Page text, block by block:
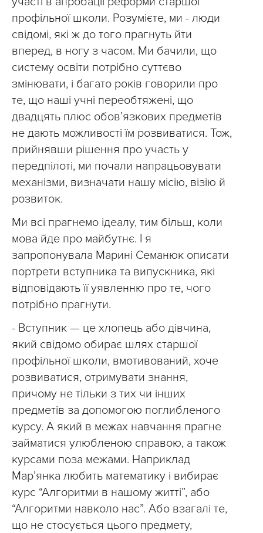
профільної школи. Розумієте, ми - люди
свідомі, які ж до того прагнуть йти
вперед, в ногу з часом. Ми бачили, що
систему освіти потрібно суттєво
змінювати, і багато років говорили про
те, що наші учні переобтяжені, що
двадцять плюс обов’язкових предметів
не дають можливості їм розвиватися. Тож,
прийнявши рішення про участь у
передпілоті, ми почали напрацьовувати
механізми, визначати нашу місію, візію й
розвиток.
Ми всі прагнемо ідеалу, тим більш, коли
мова йде про майбутнє. І я
запропонувала Марині Семанюк описати
портрети вступника та випускника, які
відповідають її уявленню про те, чого
потрібно прагнути.
- Вступник — це хлопець або дівчина,
який свідомо обирає шлях старшої
профільної школи, вмотивований, хоче
розвиватися, отримувати знання,
причому не тільки з тих чи інших
предметів за допомогою поглибленого
курсу. А який в межах навчання прагне
займатися улюбленою справою, а також
курсами поза межами. Наприклад
Мар’янка любить математику і вибирає
курс “Алгоритми в нашому житті”, або
“Алгоритми навколо нас”. Або взагалі те,
що не стосується цього предмету,